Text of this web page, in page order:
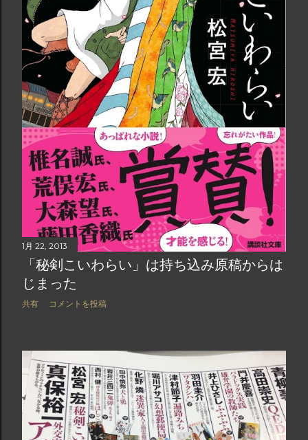
1月 22, 2013
「秘剣こいわらい」は持ち込み原稿からは
じまった
共有 コメントを投稿